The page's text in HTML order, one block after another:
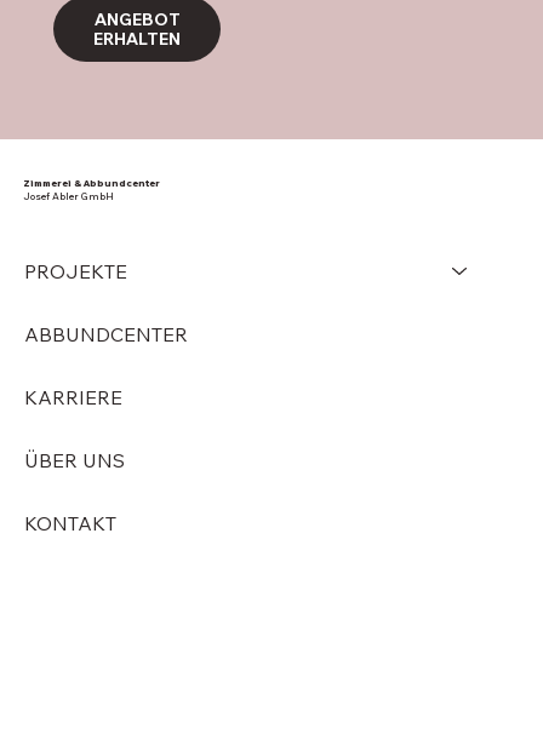
ANGEBOT
ERHALTEN
Zimmerei & Abbundcenter
Josef Abler GmbH
PROJEKTE
ABBUNDCENTER
KARRIERE
ÜBER UNS
KONTAKT